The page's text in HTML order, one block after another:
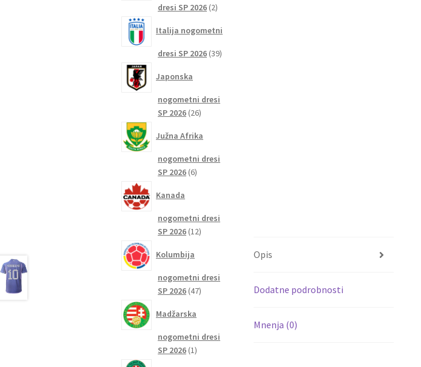
Opis
Dodatne podrobnosti
Mnenja (0)
dresi SP 2026 22
Italija nogometni
dresi SP 2026 3939
Japonska
nogometni dresi
SP 2026 2626
Južna Afrika
nogometni dresi
SP 2026 66
Kanada
nogometni dresi
SP 2026 1212
Kolumbija
nogometni dresi
SP 2026 4747
Madžarska
nogometni dresi
SP 2026 11